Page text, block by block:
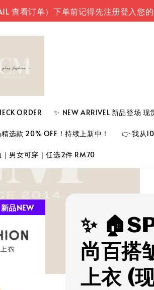
单）下单前记得先注册登入您的账号
ORDER ✨ NEW ARRIVEL 新品登场 现
选款 20% OFF！持续上新中！ 👉 我从
男女可穿｜任选2件 RM70
新品NEW
✨
尚百搭
上衣 (